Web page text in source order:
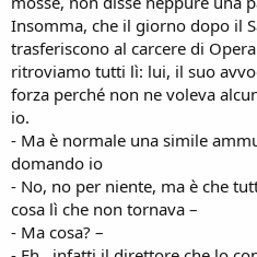
Insomma, che il giorno dopo il
trasferiscono al carcere di
ritroviamo tutti lì: lui, il suo
forza perché non ne voleva
io.
- Ma è normale una simile
domando io
- No, no per niente, ma è che
cosa lì che non tornava –
- Ma cosa? –